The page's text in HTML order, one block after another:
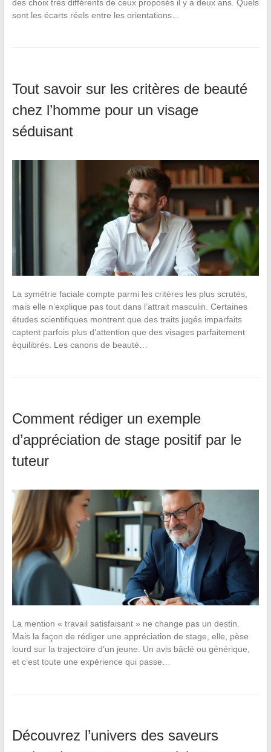
des choix très différents de ceux proposés il y a deux ans. Quels
sont les écarts réels entre les orientations…
Tout savoir sur les critères de beauté
chez l’homme pour un visage
séduisant
La symétrie faciale compte parmi les critères les plus scrutés,
mais elle n’explique pas tout dans l’attrait masculin. Certaines
études scientifiques montrent que des traits jugés imparfaits
captent parfois plus d’attention que des visages parfaitement
équilibrés. Les canons de beauté…
Comment rédiger un exemple
d’appréciation de stage positif par le
tuteur
La mention « travail satisfaisant » ne change pas un destin.
Mais la façon de rédiger une appréciation de stage, elle, pèse
lourd sur la trajectoire d’un jeune. Un avis bâclé ou générique,
et c’est toute une expérience qui passe…
Découvrez l’univers des saveurs